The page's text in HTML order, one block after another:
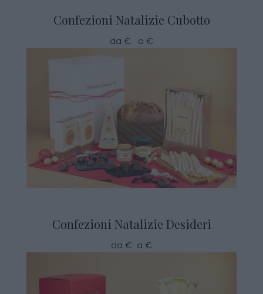
Confezioni Natalizie Cubotto
da € a €
Confezioni Natalizie Desideri
da € a €